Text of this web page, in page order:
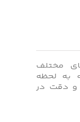
مختلف
به‌ لحظه
و دقت در